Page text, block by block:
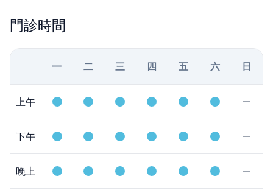
門診時間
一 二 三 四 五 六 日
上午
下午
晚上